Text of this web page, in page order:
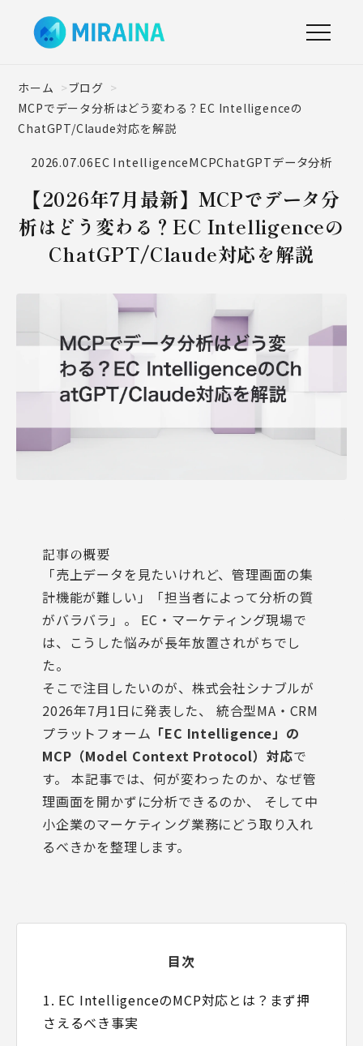
ホーム
ブログ
MCPでデータ分析はどう変わる？EC Intelligenceの
ChatGPT/Claude対応を解説
2026.07.06EC IntelligenceMCPChatGPTデータ分析
【2026年7月最新】MCPでデータ分
析はどう変わる？EC Intelligenceの
ChatGPT/Claude対応を解説
記事の概要
「売上データを見たいけれど、管理画面の集
計機能が難しい」「担当者によって分析の質
がバラバラ」。 EC・マーケティング現場で
は、こうした悩みが長年放置されがちでし
た。
そこで注目したいのが、株式会社シナブルが
2026年7月1日に発表した、 統合型MA・CRM
プラットフォーム 「EC Intelligence」の
MCP（Model Context Protocol）対応で
す。 本記事では、何が変わったのか、なぜ管
理画面を開かずに分析できるのか、 そして中
小企業のマーケティング業務にどう取り入れ
るべきかを整理します。
目次
1. EC IntelligenceのMCP対応とは？まず押
さえるべき事実